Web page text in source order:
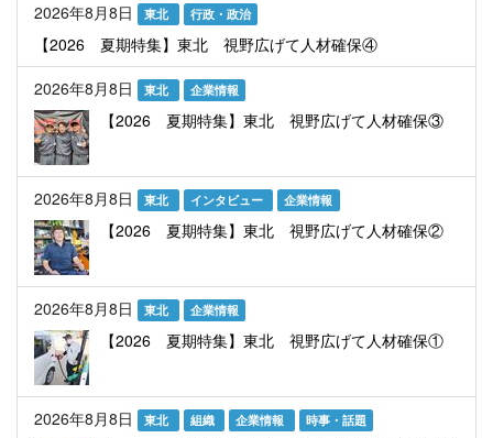
2026年8月8日 東北 行政・政治
【2026 夏期特集】東北 視野広げて人材確保④
2026年8月8日
東北 企業情報
【2026 夏期特集】東北 視野広げて人材確保③
2026年8月8日 東北 インタビュー 企業情報
【2026 夏期特集】東北 視野広げて人材確保②
2026年8月8日 東北 企業情報
【2026 夏期特集】東北 視野広げて人材確保①
2026年8月8日 東北 組織 企業情報 時事・話題